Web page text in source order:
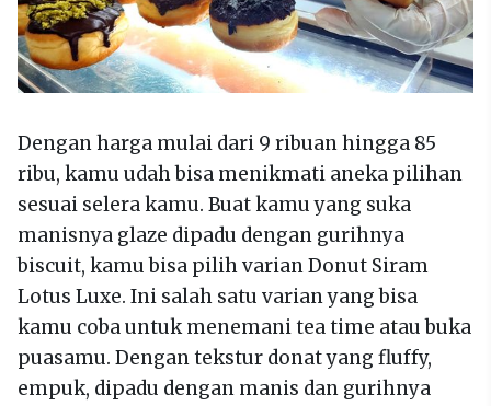
Dengan harga mulai dari 9 ribuan hingga 85
ribu, kamu udah bisa menikmati aneka pilihan
sesuai selera kamu. Buat kamu yang suka
manisnya glaze dipadu dengan gurihnya
biscuit, kamu bisa pilih varian Donut Siram
Lotus Luxe. Ini salah satu varian yang bisa
kamu coba untuk menemani tea time atau buka
puasamu. Dengan tekstur donat yang fluffy,
empuk, dipadu dengan manis dan gurihnya